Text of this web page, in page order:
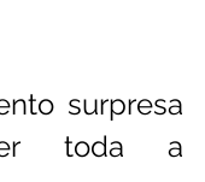
surpresa
toda a